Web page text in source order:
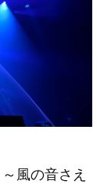
風の音さえ